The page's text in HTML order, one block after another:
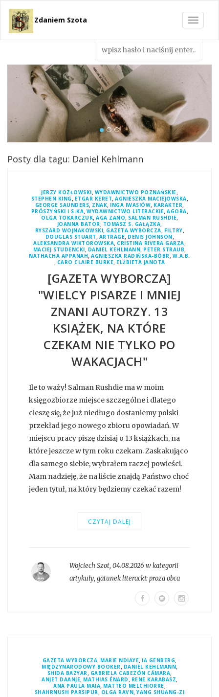
Toggle
Zdaniem Szota
Posty dla tagu: Daniel Kehlmann
JERZY KOZŁOWSKI, WYDAWNICTWO POZNAŃSKIE,
STEPHEN KING , ETGAR KERET, AGNIESZKA MACIEJOWSKA,
GEORGE SAUNDERS, ZNAK, INGA IWASIÓW, KARAKTER,
PRÓSZYŃSKI I S-KA, WYDAWNICTWO LITERACKIE, AGORA,
OLGA TOKARCZUK, AGA ZANO, SALMAN RUSHDIE,
JOANNA BATOR, TOMASZ S. GAŁĄZKA,
RYSZARD WOJNAKOWSKI, GAZETA WYBORCZA, FILTRY,
DOUGLAS STUART , ARTRAGE, DENIS JOHNSON,
ALEKSANDRA WIKTOROWSKA, CRISTINA RIVERA GARZA,
MACIEJ STUDENCKI, DANIEL KEHLMANN, PETER STRAUB,
NATHACHA APPANAH,AGNIESZKA RADIŃSKA-BÓBR, W.A.B.
, CARO CLAIRE BURKE, ELŻBIETA JANOTA
[GAZETA WYBORCZA]
"WIELCY PISARZE I MNIEJ
ZNANI AUTORZY. 13
KSIĄŻEK, NA KTÓRE
CZEKAM NIE TYLKO PO
WAKACJACH"
Ile to waży! Salman Rushdie ma w moim
księgozbiorze miejsce szczególne i dlatego
cieszę się, że już niedługo dostaniemy polski
przekład jego nowego zbioru opowiadań. W
miejscu pracy piszę dzisiaj o 13 książkach, na
które jeszcze w tym roku czekam. Zaskakująco
dla samego siebie, wybrałem raczej powieści.
Mam nadzieję, że na liście znajdą Państwo choć
jeden tytuł, na który będziemy czekać razem!
CZYTAJ DALEJ
Wojciech Szot, 04.08.2026 w kategorii
artykuły, gatunek literacki:proza obca
GAZETA WYBORCZA, MARIE NDIAYE, IA GENBERG,
MIĘDZYNARODOWY BOOKER, DANIEL KEHLMANN,
SHIDA BAZYAR, GABRIELA CABEZÓN CÁMARA,
ANJET DAANJE, MATHIAS ÉNARD , RENE KARABASZ,
ANA PAULA MAIA, MATTEO MELCHIORRE,
SHAHRNUSH PARSIPUR, OLGA RAVN,YANG SHUANG-ZI